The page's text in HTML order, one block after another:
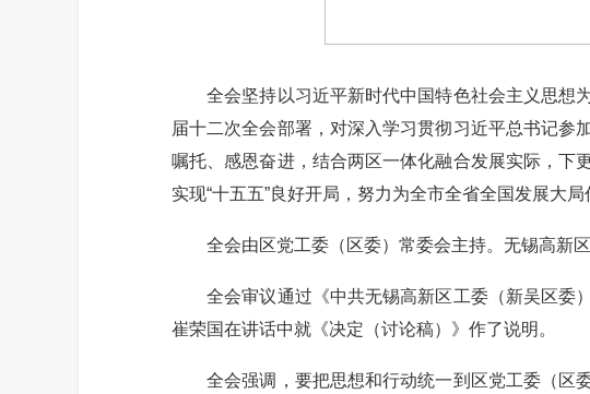
全会坚持以习近平新时代中国特色社会主义思想为
届十二次全会部署，对深入学习贯彻习近平总书记
嘱托、感恩奋进，结合两区一体化融合发展实际，下
实现“十五五”良好开局，努力为全市全省全国发展大局
全会由区党工委（区委）常委会主持。无锡高新区
全会审议通过《中共无锡高新区工委（新吴区委）
崔荣国在讲话中就《决定（讨论稿）》作了说明。
全会强调，要把思想和行动统一到区党工委（区委